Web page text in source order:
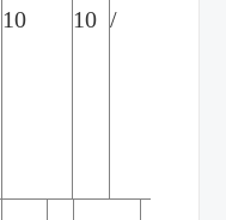
10 10 /